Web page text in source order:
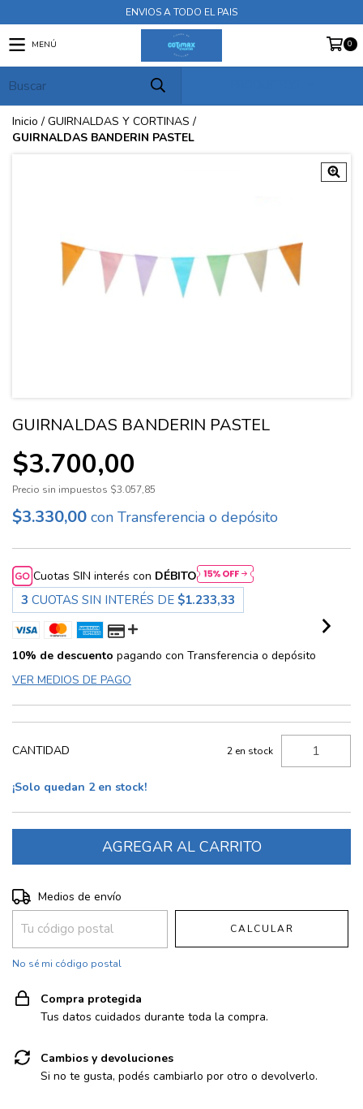
ENVIOS A TODO EL PAIS
MENÚ 0
Inicio / GUIRNALDAS Y CORTINAS /
GUIRNALDAS BANDERIN PASTEL
GUIRNALDAS BANDERIN PASTEL
$3.700,00
Precio sin impuestos $3.057,85
$3.330,00 con Transferencia o depósito
Cuotas SIN interés con DÉBITO
3 CUOTAS SIN INTERÉS DE $1.233,33
10% de descuento pagando con Transferencia o depósito
VER MEDIOS DE PAGO
CANTIDAD 2 en stock
¡Solo quedan 2en stock!
Entregas para el CP:
Medios de envío
CALCULAR
No sé mi código postal
Compra protegida
Tus datos cuidados durante toda la compra.
Cambios y devoluciones
Si no te gusta, podés cambiarlo por otro o devolverlo.